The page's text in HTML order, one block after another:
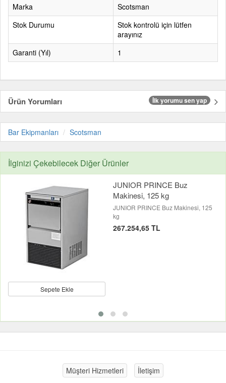
Marka
Scotsman
Stok Durumu
Stok kontrolü için lütfen
arayınız
Garanti (Yıl)
1
Ürün Yorumları İlk yorumu sen yap
Bar Ekipmanları Scotsman
İlginizi Çekebilecek Diğer Ürünler
Sepete Ekle
JUNIOR PRINCE Buz
Makinesi, 125 kg
JUNIOR PRINCE Buz Makinesi, 125
kg
267.254,65 TL
Müşteri Hizmetleri İletişim